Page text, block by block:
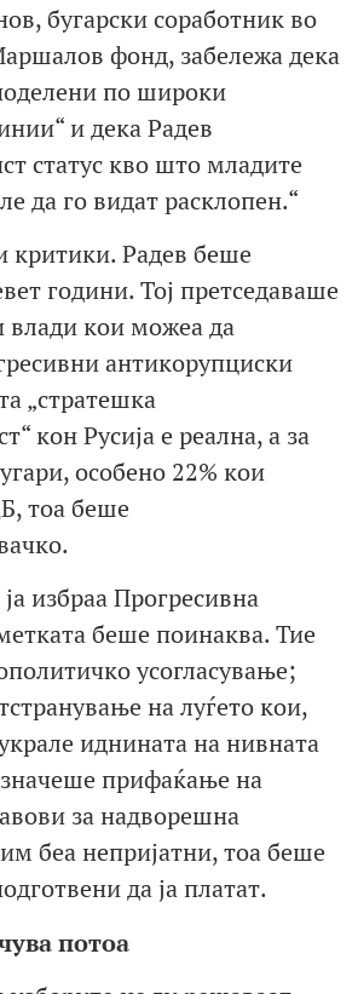
бугарски соработник во
фонд, забележа дека
по широки
и дека Радев
статус кво што младите
да го видат расклопен.“
критики. Радев беше
години. Тој претседаваше
влади кои можеа да
антикорупциски
„стратешка
кон Русија е реална, а за
особено 22% кои
тоа беше
избраа Прогресивна
беше поинаква. Тие
усогласување;
на луѓето кои,
иднината на нивната
прифаќање на
за надворешна
беа непријатни, тоа беше
да ја платат.
потоа